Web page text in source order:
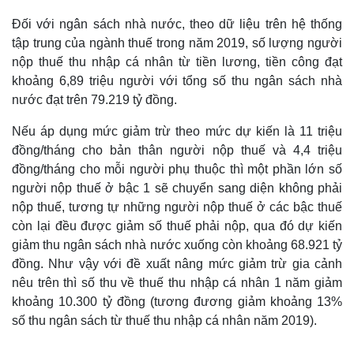
Thế giới
Quan sát
Cuộc sống đó đây
Multimedia
Video
Ảnh
Đối với ngân sách nhà nước, theo dữ liệu trên hệ thống
tập trung của ngành thuế trong năm 2019, số lượng người
nộp thuế thu nhập cá nhân từ tiền lương, tiền công đạt
khoảng 6,89 triệu người với tổng số thu ngân sách nhà
nước đạt trên 79.219 tỷ đồng.
Nếu áp dụng mức giảm trừ theo mức dự kiến là 11 triệu
đồng/tháng cho bản thân người nộp thuế và 4,4 triệu
đồng/tháng cho mỗi người phụ thuộc thì một phần lớn số
người nộp thuế ở bậc 1 sẽ chuyển sang diện không phải
nộp thuế, tương tự những người nộp thuế ở các bậc thuế
còn lại đều được giảm số thuế phải nộp, qua đó dự kiến
giảm thu ngân sách nhà nước xuống còn khoảng 68.921 tỷ
đồng. Như vậy với đề xuất nâng mức giảm trừ gia cảnh
nêu trên thì số thu về thuế thu nhập cá nhân 1 năm giảm
khoảng 10.300 tỷ đồng (tương đương giảm khoảng 13%
số thu ngân sách từ thuế thu nhập cá nhân năm 2019).